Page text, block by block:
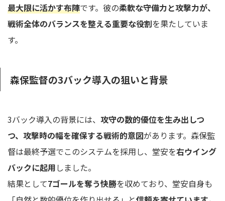
最大限に活かす布陣です。彼の柔軟な守備力と攻撃力が、
戦術全体のバランスを整える重要な役割を果たしていま
す。
森保監督の3バック導入の狙いと背景
3バック導入の背景には、 攻守の数的優位を生み出しつ
つ、攻撃時の幅を確保する戦術的意図があります。森保監
督は最終予選でこのシステムを採用し、堂安を右ウイング
バックに起用しました。
結果として7ゴールを奪う快勝を収めており、堂安自身も